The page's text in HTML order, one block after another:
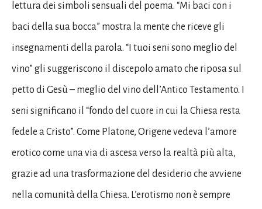
lettura dei simboli sensuali del poema. “Mi baci con i
baci della sua bocca” mostra la mente che riceve gli
insegnamenti della parola. “I tuoi seni sono meglio del
vino” gli suggeriscono il discepolo amato che riposa sul
petto di Gesù – meglio del vino dell’Antico Testamento. I
seni significano il “fondo del cuore in cui la Chiesa resta
fedele a Cristo”. Come Platone, Origene vedeva l’amore
erotico come una via di ascesa verso la realtà più alta,
grazie ad una trasformazione del desiderio che avviene
nella comunità della Chiesa. L’erotismo non è sempre